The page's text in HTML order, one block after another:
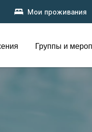
Мои проживания
Группы и